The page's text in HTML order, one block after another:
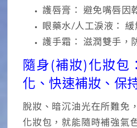
護唇膏： 避免嘴唇因
眼藥水/人工淚液： 緩
護手霜： 滋潤雙手，
隨身(補妝)化妝包
化、快速補妝、保
脫妝、暗沉油光在所難免
化妝包，就能隨時補強氣